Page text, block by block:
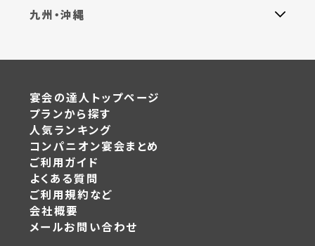
九州・沖縄
宴会の達人トップページ
プランから探す
人気ランキング
コンパニオン宴会まとめ
ご利用ガイド
よくある質問
ご利用規約など
会社概要
メールお問い合わせ